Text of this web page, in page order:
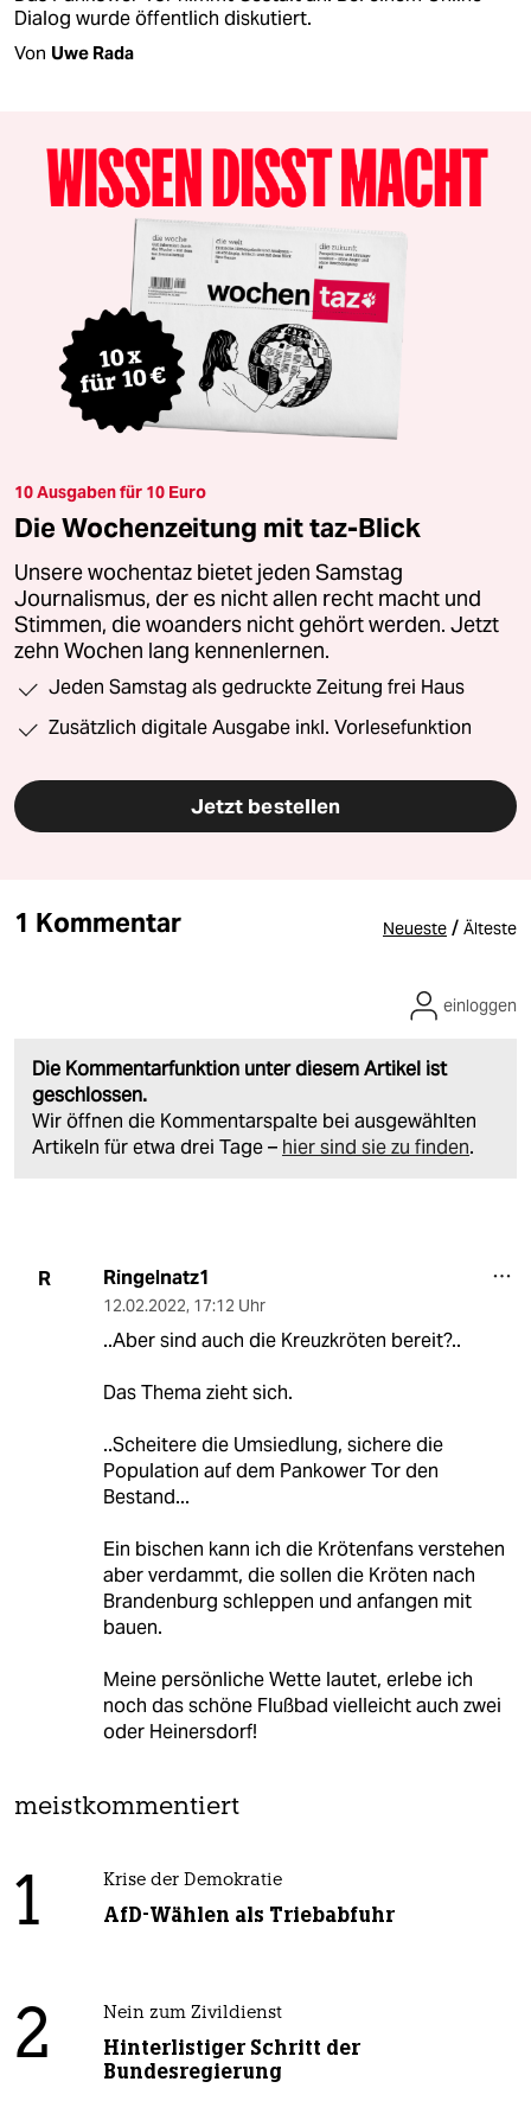
Dialog wurde öffentlich diskutiert.
Von Uwe Rada
10 Ausgaben für 10 Euro
Die Wochenzeitung mit taz-Blick
Unsere wochentaz bietet jeden Samstag
Journalismus, der es nicht allen recht macht und
Stimmen, die woanders nicht gehört werden. Jetzt
zehn Wochen lang kennenlernen.
Jeden Samstag als gedruckte Zeitung frei Haus
Zusätzlich digitale Ausgabe inkl. Vorlesefunktion
Jetzt bestellen
1 Kommentar Neueste / Älteste
Die Kommentarfunktion unter diesem Artikel ist
geschlossen.
Wir öffnen die Kommentarspalte bei ausgewählten
Artikeln für etwa drei Tage – hier sind sie zu finden.
einloggen
R Ringelnatz1
12.02.2022, 17:12 Uhr
..Aber sind auch die Kreuzkröten bereit?..
Das Thema zieht sich.
..Scheitere die Umsiedlung, sichere die
Population auf dem Pankower Tor den
Bestand...
Ein bischen kann ich die Krötenfans verstehen
aber verdammt, die sollen die Kröten nach
Brandenburg schleppen und anfangen mit
bauen.
Meine persönliche Wette lautet, erlebe ich
noch das schöne Flußbad vielleicht auch zwei
oder Heinersdorf!
meistkommentiert
1 Krise der Demokratie
AfD-Wählen als Triebabfuhr
2 Nein zum Zivildienst
Hinterlistiger Schritt der
Bundesregierung